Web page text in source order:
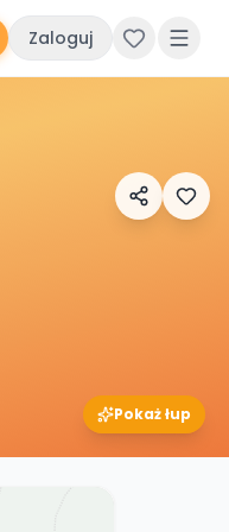
Zaloguj
Pokaż łup